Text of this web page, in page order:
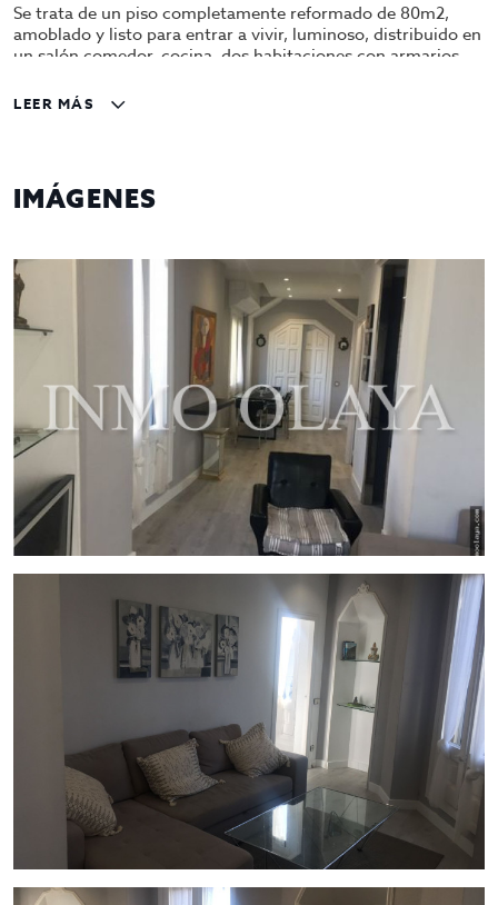
Se trata de un piso completamente reformado de 80m2,
amoblado y listo para entrar a vivir, luminoso, distribuido en
un salón comedor, cocina, dos habitaciones con armarios
individuales, y dos baños.
Pídanos una cita para verlo!!
GESTIONA INMOOLAYA.
LEER MÁS
IMÁGENES